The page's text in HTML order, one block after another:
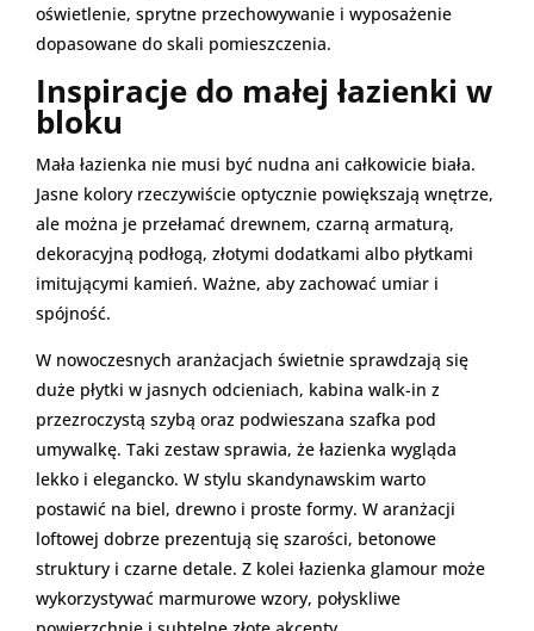
oświetlenie, sprytne przechowywanie i wyposażenie
dopasowane do skali pomieszczenia.
Inspiracje do małej łazienki w
bloku
Mała łazienka nie musi być nudna ani całkowicie biała.
Jasne kolory rzeczywiście optycznie powiększają wnętrze,
ale można je przełamać drewnem, czarną armaturą,
dekoracyjną podłogą, złotymi dodatkami albo płytkami
imitującymi kamień. Ważne, aby zachować umiar i
spójność.
W nowoczesnych aranżacjach świetnie sprawdzają się
duże płytki w jasnych odcieniach, kabina walk-in z
przezroczystą szybą oraz podwieszana szafka pod
umywalkę. Taki zestaw sprawia, że łazienka wygląda
lekko i elegancko. W stylu skandynawskim warto
postawić na biel, drewno i proste formy. W aranżacji
loftowej dobrze prezentują się szarości, betonowe
struktury i czarne detale. Z kolei łazienka glamour może
wykorzystywać marmurowe wzory, połyskliwe